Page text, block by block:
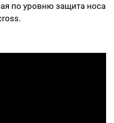
по уровню защита носа